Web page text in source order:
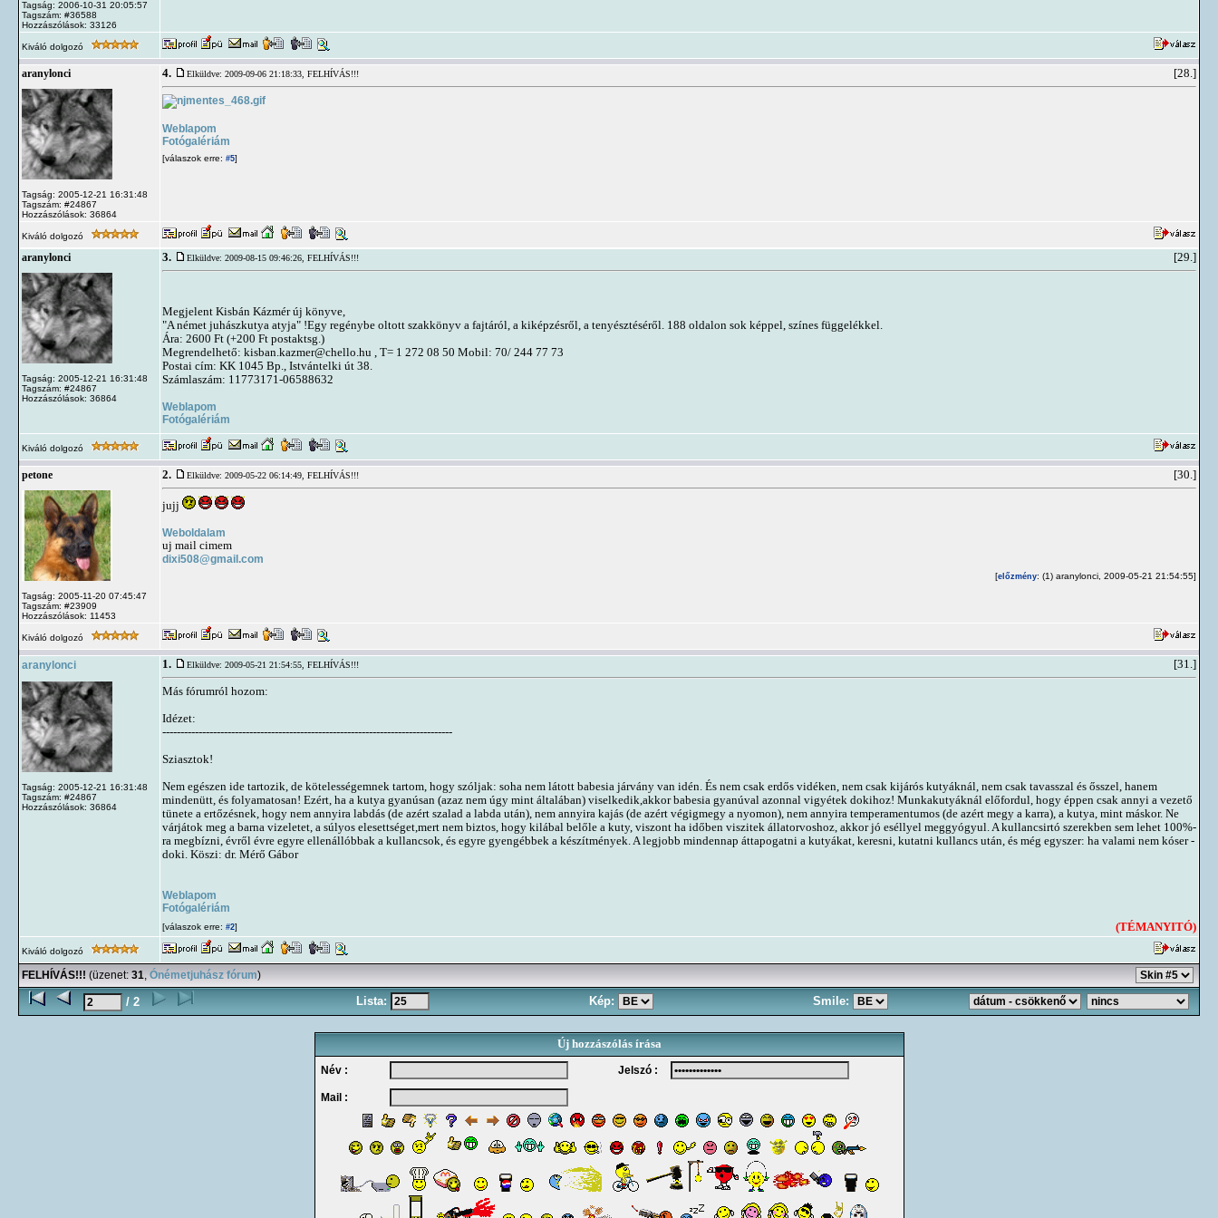
Tagság: 2006-10-31 20:05:57
Tagszám: #36588
Hozzászólások: 33126
Kiváló dolgozó
aranylonci
Tagság: 2005-12-21 16:31:48
Tagszám: #24867
Hozzászólások: 36864
4. Elküldve: 2009-09-06 21:18:33, FELHÍVÁS!!! [28.]
Weblapom
Fotógalériám
[válaszok erre: #5]
Kiváló dolgozó
aranylonci
Tagság: 2005-12-21 16:31:48
Tagszám: #24867
Hozzászólások: 36864
3. Elküldve: 2009-08-15 09:46:26, FELHÍVÁS!!! [29.]
Megjelent Kisbán Kázmér új könyve,
"A német juhászkutya atyja" !Egy regénybe oltott szakkönyv a fajtáról, a kiképzésről, a tenyésztéséről. 188 oldalon sok képpel, színes függelékkel.
Ára: 2600 Ft (+200 Ft postaktsg.)
Megrendelhető: kisban.kazmer@chello.hu , T= 1 272 08 50 Mobil: 70/ 244 77 73
Postai cím: KK 1045 Bp., Istvántelki út 38.
Számlaszám: 11773171-06588632
Weblapom
Fotógalériám
Kiváló dolgozó
petone
Tagság: 2005-11-20 07:45:47
Tagszám: #23909
Hozzászólások: 11453
2. Elküldve: 2009-05-22 06:14:49, FELHÍVÁS!!! [30.]
jujj
Weboldalam
uj mail cimem
dixi508@gmail.com
[előzmény: (1) aranylonci, 2009-05-21 21:54:55]
Kiváló dolgozó
aranylonci
Tagság: 2005-12-21 16:31:48
Tagszám: #24867
Hozzászólások: 36864
1. Elküldve: 2009-05-21 21:54:55, FELHÍVÁS!!! [31.]
Más fórumról hozom:
Idézet:
--------------------------------------------------------------------------------
Sziasztok!
Nem egészen ide tartozik, de kötelességemnek tartom, hogy szóljak: soha nem látott babesia járvány van idén. És nem csak erdős vidéken, nem csak kijárós kutyáknál, nem csak tavasszal és ősszel, hanem
mindenütt, és folyamatosan! Ezért, ha a kutya gyanúsan (azaz nem úgy mint általában) viselkedik,akkor babesia gyanúval azonnal vigyétek dokihoz! Munkakutyáknál előfordul, hogy éppen csak annyi a vezető
tünete a ertőzésnek, hogy nem annyira labdás (de azért szalad a labda után), nem annyira kajás (de azért végigmegy a nyomon), nem annyira temperamentumos (de azért megy a karra), a kutya, mint máskor. Ne
várjátok meg a barna vizeletet, a súlyos elesettséget,mert nem biztos, hogy kilábal belőle a kuty, viszont ha időben viszitek állatorvoshoz, akkor jó eséllyel meggyógyul. A kullancsirtó szerekben sem lehet 100%-
ra megbízni, évről évre egyre ellenállóbbak a kullancsok, és egyre gyengébbek a készítmények. A legjobb mindennap áttapogatni a kutyákat, keresni, kutatni kullancs után, és még egyszer: ha valami nem kóser -
doki. Köszi: dr. Mérő Gábor
Weblapom
Fotógalériám
[válaszok erre: #2] (TÉMANYITÓ)
Kiváló dolgozó
FELHÍVÁS!!! (üzenet: 31, Ónémetjuhász fórum)
/ 2 Lista: Kép: Smile:
Új hozzászólás írása
Név : Jelszó :
Mail :